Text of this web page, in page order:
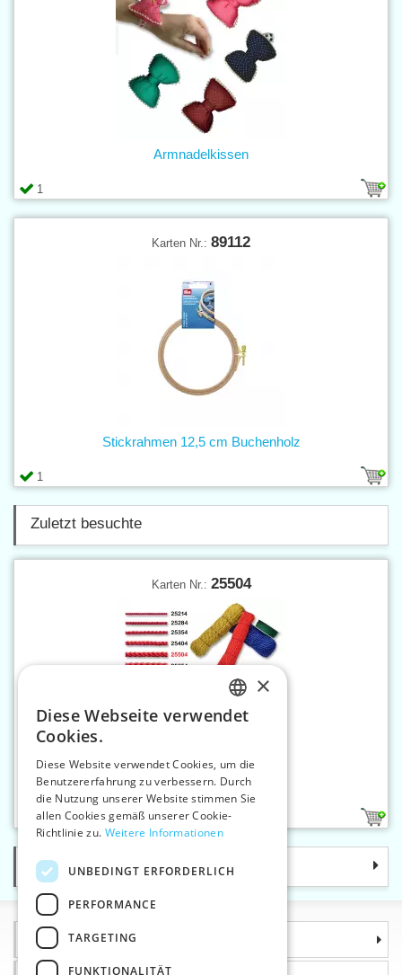
1
Armnadelkissen
Karten Nr.: 89112
1
Stickrahmen 12,5 cm Buchenholz
Zuletzt besuchte
Karten Nr.: 25504
18
Gedrehte Atlaskordel 5 mm
Kategorie
Informationen
CZECH
ENGLISH
×
Diese Webseite verwendet
Cookies.
Diese Website verwendet Cookies, um die
Benutzererfahrung zu verbessern. Durch
die Nutzung unserer Website stimmen Sie
allen Cookies gemäß unserer Cookie-
Richtlinie zu. Weitere Informationen
UNBEDINGT ERFORDERLICH
PERFORMANCE
TARGETING
FUNKTIONALITÄT